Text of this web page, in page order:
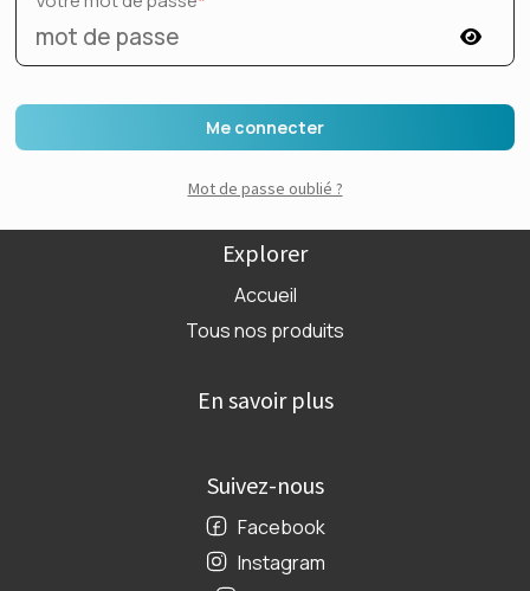
Me connecter
Mot de passe oublié ?
Explorer
Accueil
Tous nos produits
En savoir plus
Suivez-nous
Facebook
Instagram